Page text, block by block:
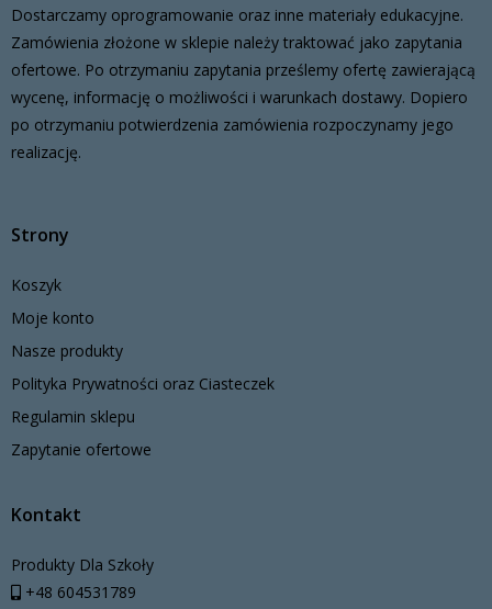
Dostarczamy oprogramowanie oraz inne materiały edukacyjne.
Zamówienia złożone w sklepie należy traktować jako zapytania
ofertowe. Po otrzymaniu zapytania prześlemy ofertę zawierającą
wycenę, informację o możliwości i warunkach dostawy. Dopiero
po otrzymaniu potwierdzenia zamówienia rozpoczynamy jego
realizację.
Strony
Koszyk
Moje konto
Nasze produkty
Polityka Prywatności oraz Ciasteczek
Regulamin sklepu
Zapytanie ofertowe
Kontakt
Produkty Dla Szkoły
+48 604531789